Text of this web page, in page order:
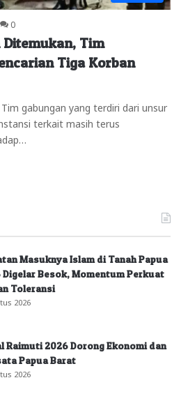
0
Ditemukan, Tim
Tiga Korban
Tim gabungan yang terdiri dari unsur
terkait masih terus
Masuknya Islam di Tanah Papua
Besok, Momentum Perkuat
Toleransi
2026
Raimuti 2026 Dorong Ekonomi dan
Papua Barat
2026